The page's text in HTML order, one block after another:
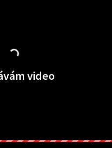
video